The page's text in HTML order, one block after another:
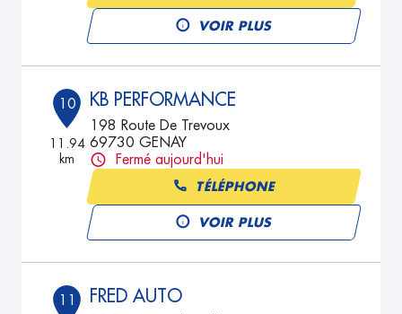
VOIR PLUS
10
11.94
km
KB PERFORMANCE
198 Route De Trevoux
69730 GENAY
Fermé aujourd'hui
TÉLÉPHONE
VOIR PLUS
11 FRED AUTO